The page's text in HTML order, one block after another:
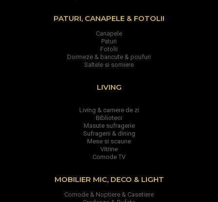
PATURI, CANAPELE & FOTOLII
Canapele
Paturi
Fotolii
Dormeze & bancute & poufuri
Saltele si somiere
LIVING
Living & camere de zi
Biblioteci
Masute sufragerie
Sufragerii & dining
Mese si scaune
Vitrine
Comode TV
MOBILIER MIC, DECO & LIGHT
Comode & Noptiere & Casetiere